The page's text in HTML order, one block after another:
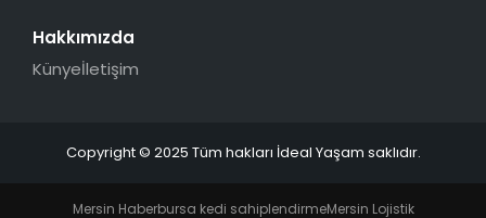
Hakkımızda
Künyeİletişim
Copyright © 2025 Tüm hakları İdeal Yaşam saklıdır.
Mersin Haberbursa kedi sahiplendirmeMersin Lojistik